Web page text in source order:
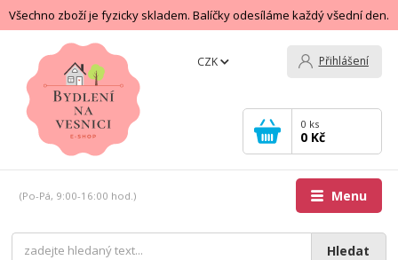
Všechno zboží je fyzicky skladem. Balíčky odesíláme každý všední den.
Menu
CZK Přihlášení
Hledat
(Po-Pá, 9:00-16:00 hod.)
0 ks
0 Kč